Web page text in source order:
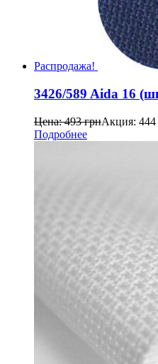
Распродажа!
3426/589 Aida 16
Цена:493грнАкция: 444
Подробнее